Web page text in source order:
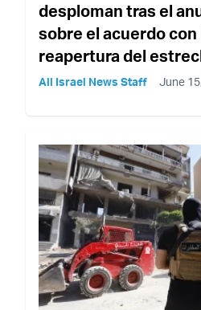
desploman tras el
sobre el acuerdo con
reapertura del
All Israel News Staff June